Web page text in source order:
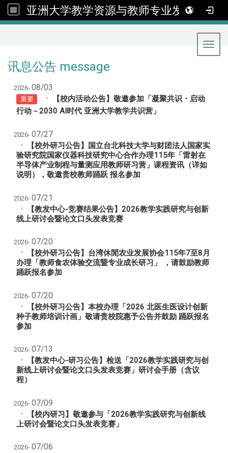
亚洲大学教学资源与教师专业发展中心
讯息公告 message
2026- 08/03
重要 【校内活动公告】 敬邀参加「凝聚共识・启动
行动－2030 AI时代 亚洲大学教学共识营」
2026- 07/27
【校外研习公告】
国立台北科技大学与财团法人国家实
验研究院国家仪器科技研究中心合作办理115年「雷射在
半导体产业制程与量测应用教师研习营」课程资讯（详如
说明），敬邀贵校教师踊跃 报名参加
2026- 07/21
【教发中心-竞赛结果公告】 2026教学实践研究与创新
线上研讨会暨论文口头发表竞赛
2026- 07/20
【校外研习公告】 台湾休閒农业发展协会115年7至8月
办理「教师食农体验交流暨专业成长研习」 ，请鼓励教师
踊跃报名参加
2026- 07/20
【校外研习公告】 本校办理「2026 北医生医设计创新
种子教师培训计画」敬请贵校院惠予公告并鼓励 踊跃报名
参加
2026- 07/13
【教发中心-研习公告】 检送「2026教学实践研究与创
新线上研讨会暨论文口头发表竞赛」研讨会手册（含议
程）
2026- 07/09
【校内研习】敬邀参与「2026教学实践研究与创新线
上研讨会暨论文口头发表竞赛」
2026- 07/06